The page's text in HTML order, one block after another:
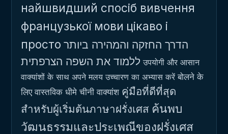
найшвидший спосіб вивчення
французької мови цікаво і
просто הדרך החזקה והמהירה ביותר
ללמוד את השפה הצרפתית उपयोगी और आसान
वाक्यांशों के साथ अपने मलय उच्चारण का अभ्यास करें बोलने के
लिए वास्तविक धीमे चीनी वाक्यांश คู่มือที่ดีที่สุด
สำหรับผู้เริ่มต้นภาษาฝรั่งเศส ค้นพบ
วัฒนธรรมและประเพณีของฝรั่งเศส